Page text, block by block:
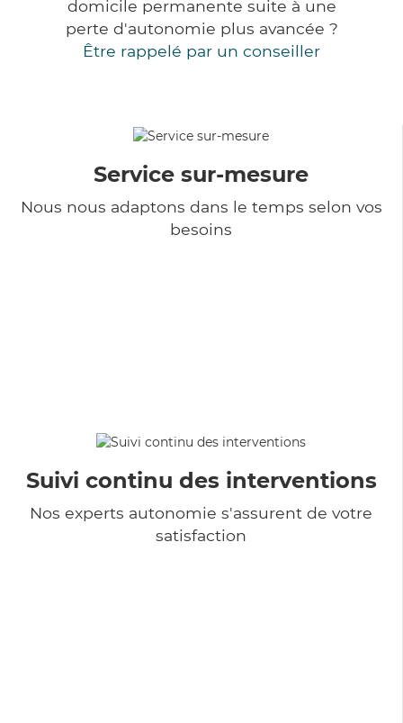
domicile permanente suite à une
perte d'autonomie plus avancée ?
Être rappelé par un conseiller
Service sur-mesure
Nous nous adaptons dans le temps selon vos
besoins
Suivi continu des interventions
Nos experts autonomie s'assurent de votre
satisfaction